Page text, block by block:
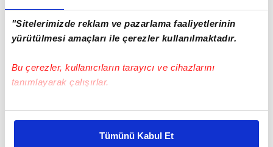
"Sitelerimizde reklam ve pazarlama faaliyetlerinin
yürütülmesi amaçları ile çerezler kullanılmaktadır.
Bu çerezler, kullanıcıların tarayıcı ve cihazlarını
tanımlayarak çalışırlar.
Bu çerezlere izin vermeniz halinde sizlere özel
daha iyi reklam deneyimi yaşatabiliriz. Bunu yaparken
Tümünü Kabul Et